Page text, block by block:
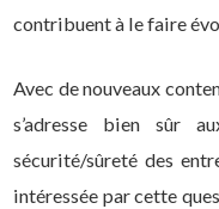
contribuent à le faire
Avec de nouveaux
s’adresse bien sûr
sécurité/sûreté des
intéressée par cette